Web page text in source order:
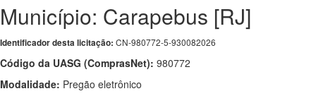
Município: Carapebus [RJ]
Identificador desta licitação: CN-980772-5-930082026
Código da UASG (ComprasNet): 980772
Modalidade: Pregão eletrônico